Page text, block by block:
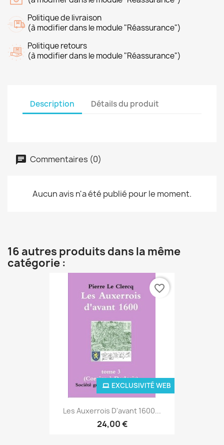
Politique de livraison
(à modifier dans le module "Réassurance")
Politique retours
(à modifier dans le module "Réassurance")
Description Détails du produit
Commentaires (0)
Aucun avis n'a été publié pour le moment.
16 autres produits dans la même
catégorie :
Les Auxerrois D'avant 1600...
24,00 €
EXCLUSIVITÉ WEB
favorite_border